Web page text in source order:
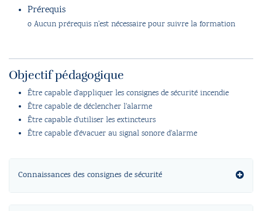
Prérequis
o Aucun prérequis n'est nécessaire pour suivre la formation
Objectif pédagogique
Être capable d’appliquer les consignes de sécurité incendie
Être capable de déclencher l'alarme
Être capable d'utiliser les extincteurs
Être capable d’évacuer au signal sonore d'alarme
Connaissances des consignes de sécurité